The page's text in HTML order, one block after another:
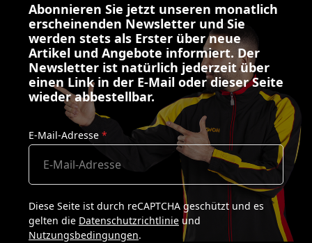
Abonnieren Sie jetzt unseren monatlich
erscheinenden Newsletter und Sie
werden stets als Erster über neue
Artikel und Angebote informiert. Der
Newsletter ist natürlich jederzeit über
einen Link in der E-Mail oder dieser Seite
wieder abbestellbar.
E-Mail-Adresse *
Diese Seite ist durch reCAPTCHA geschützt und es
gelten die Datenschutzrichtlinie und
Nutzungsbedingungen.